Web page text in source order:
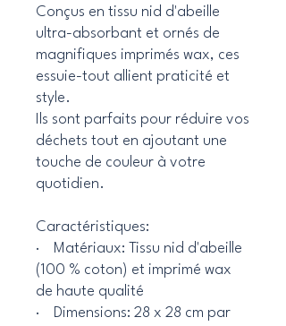
Conçus en tissu nid d'abeille
ultra-absorbant et ornés de
magnifiques imprimés wax, ces
essuie-tout allient praticité et
style.
Ils sont parfaits pour réduire vos
déchets tout en ajoutant une
touche de couleur à votre
quotidien.
Caractéristiques:
· Matériaux: Tissu nid d'abeille
(100 % coton) et imprimé wax
de haute qualité
· Dimensions: 28 x 28 cm par